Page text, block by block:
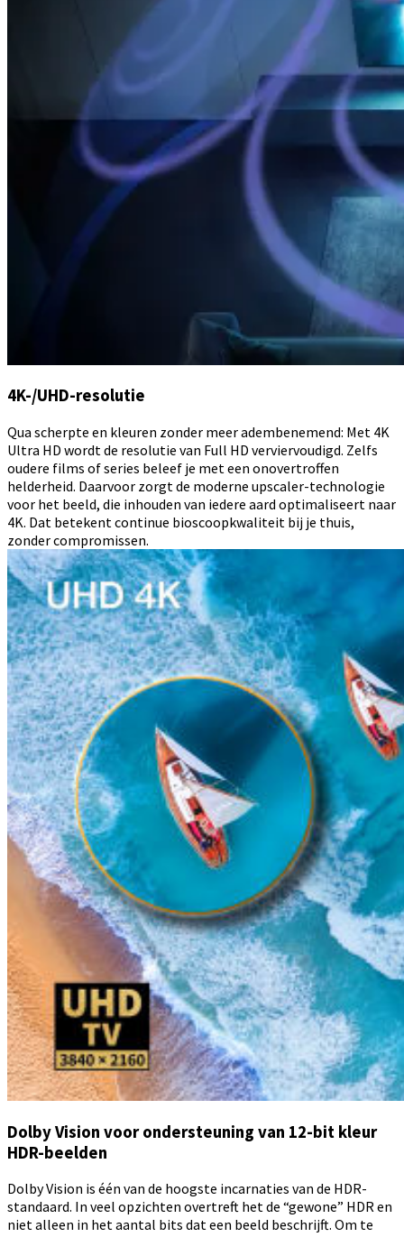
4K-/UHD-resolutie
Qua scherpte en kleuren zonder meer adembenemend: Met 4K
Ultra HD wordt de resolutie van Full HD verviervoudigd. Zelfs
oudere films of series beleef je met een onovertroffen
helderheid. Daarvoor zorgt de moderne upscaler-technologie
voor het beeld, die inhouden van iedere aard optimaliseert naar
4K. Dat betekent continue bioscoopkwaliteit bij je thuis,
zonder compromissen.
Dolby Vision voor ondersteuning van 12-bit kleur
HDR-beelden
Dolby Vision is één van de hoogste incarnaties van de HDR-
standaard. In veel opzichten overtreft het de “gewone” HDR en
niet alleen in het aantal bits dat een beeld beschrijft. Om te